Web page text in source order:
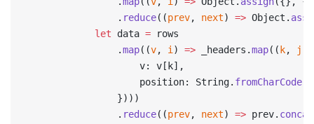
                .
reduce((prev, next) => Object.
            let
data = rows
                .
map((v, i ) => _headers.map(( k, j
                    v: v[k],
                    position: String.
fromCharCode
                })))
                .
reduce((prev, next) => prev. concat